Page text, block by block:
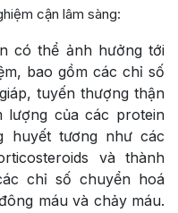
cận lâm sàng:
có thể ảnh hưởng tới
bao gồm các chỉ số
tuyến thượng thận
lượng của các protein
huyết tương như các
và thành
chỉ số chuyển hoá
máu và chảy máu.